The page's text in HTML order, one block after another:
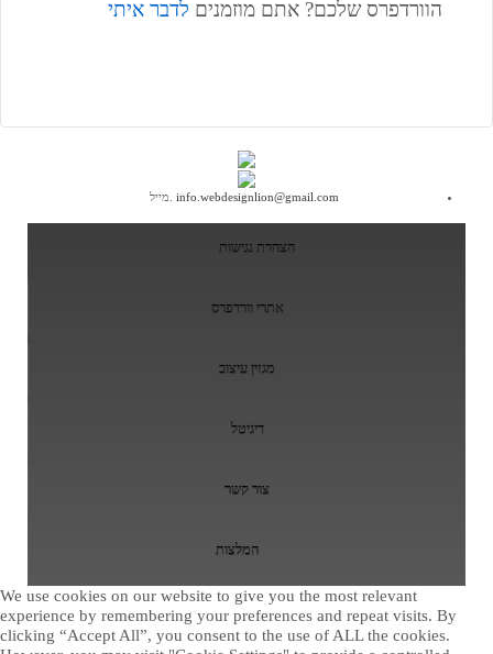
הוורדפרס שלכם? אתם מוזמנים לדבר איתי
info.webdesignlion@gmail.com.מייל
הצהרת נגישות
אתרי וורדפרס
מגזין עיצוב
דיגיטל
צור קשר
המלצות
We use cookies on our website to give you the most relevant
experience by remembering your preferences and repeat visits. By
clicking “Accept All”, you consent to the use of ALL the cookies.